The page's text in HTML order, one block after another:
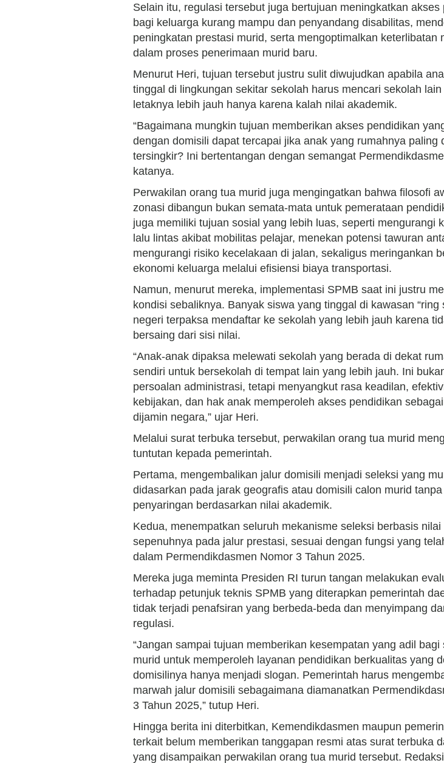
Selain itu, regulasi tersebut juga bertujuan meningkatkan akses
bagi keluarga kurang mampu dan penyandang disabilitas,
peningkatan prestasi murid, serta mengoptimalkan keterlibatan
dalam proses penerimaan murid baru.
Menurut Heri, tujuan tersebut justru sulit diwujudkan apabila
tinggal di lingkungan sekitar sekolah harus mencari sekolah lain
letaknya lebih jauh hanya karena kalah nilai akademik.
“Bagaimana mungkin tujuan memberikan akses pendidikan
dengan domisili dapat tercapai jika anak yang rumahnya paling
tersingkir? Ini bertentangan dengan semangat
katanya.
Perwakilan orang tua murid juga mengingatkan bahwa filosofi
zonasi dibangun bukan semata-mata untuk pemerataan
juga memiliki tujuan sosial yang lebih luas, seperti mengurangi
lalu lintas akibat mobilitas pelajar, menekan potensi tawuran
mengurangi risiko kecelakaan di jalan, sekaligus meringankan
ekonomi keluarga melalui efisiensi biaya transportasi.
Namun, menurut mereka, implementasi SPMB saat ini justru
kondisi sebaliknya. Banyak siswa yang tinggal di kawasan “ring
negeri terpaksa mendaftar ke sekolah yang lebih jauh karena
bersaing dari sisi nilai.
“Anak-anak dipaksa melewati sekolah yang berada di dekat
sendiri untuk bersekolah di tempat lain yang lebih jauh. Ini
persoalan administrasi, tetapi menyangkut rasa keadilan,
kebijakan, dan hak anak memperoleh akses pendidikan
dijamin negara,” ujar Heri.
Melalui surat terbuka tersebut, perwakilan orang tua murid
tuntutan kepada pemerintah.
Pertama, mengembalikan jalur domisili menjadi seleksi yang
didasarkan pada jarak geografis atau domisili calon murid
penyaringan berdasarkan nilai akademik.
Kedua, menempatkan seluruh mekanisme seleksi berbasis
sepenuhnya pada jalur prestasi, sesuai dengan fungsi yang
dalam Permendikdasmen Nomor 3 Tahun 2025.
Mereka juga meminta Presiden RI turun tangan melakukan
terhadap petunjuk teknis SPMB yang diterapkan pemerintah
tidak terjadi penafsiran yang berbeda-beda dan menyimpang
regulasi.
“Jangan sampai tujuan memberikan kesempatan yang adil bagi
murid untuk memperoleh layanan pendidikan berkualitas yang
domisilinya hanya menjadi slogan. Pemerintah harus
marwah jalur domisili sebagaimana diamanatkan
3 Tahun 2025,” tutup Heri.
Hingga berita ini diterbitkan, Kemendikdasmen maupun
terkait belum memberikan tanggapan resmi atas surat terbuka
yang disampaikan perwakilan orang tua murid tersebut.